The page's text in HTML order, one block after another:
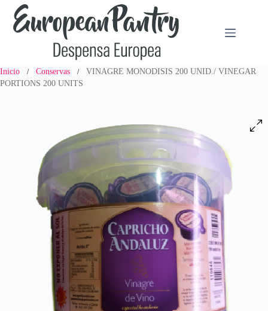
Saltar
contenido
Inicio / Conservas /
VINAGRE MONODISIS 200 UNID./ VINEGAR
PORTIONS 200 UNITS